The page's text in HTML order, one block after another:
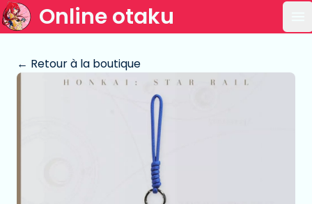
Online otaku
← Retour à la boutique